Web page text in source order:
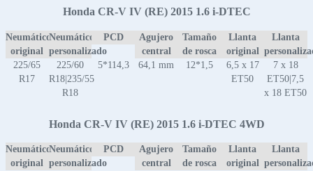
Honda CR-V IV (RE) 2015 1.6 i-DTEC
Neumático
original
Neumático
personalizado
PCD
Agujero
central
Tamaño
de rosca
Llanta
original
Llanta
225/65
R17
225/60
R18|235/55
R18
5*114,3 64,1 mm 12*1,5
6,5 x 17
ET50
7 x 18
ET50|7,5
x 18 ET50
Honda CR-V IV (RE) 2015 1.6 i-DTEC 4WD
Neumático
original
Neumático
personalizado
PCD
Agujero
central
Tamaño
de rosca
Llanta
original
Llanta